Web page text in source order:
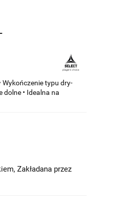
Wykończenie typu dry-
• Idealna na
Zakładana przez